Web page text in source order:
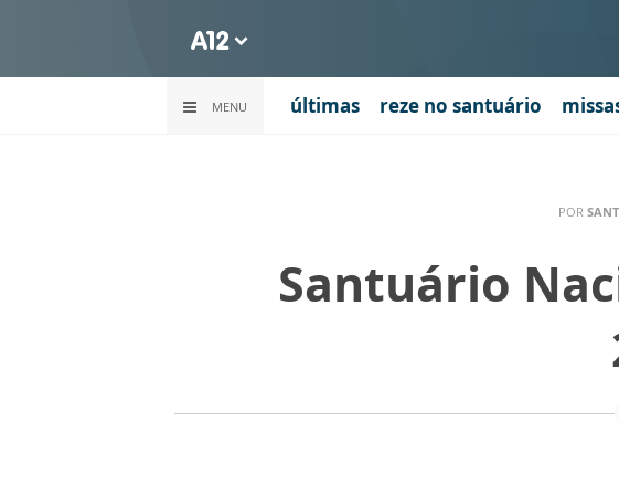
MENU últimas reze no santuário
POR
Santuário